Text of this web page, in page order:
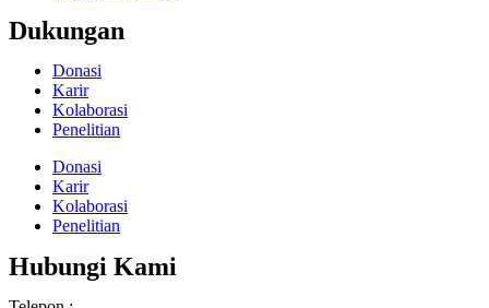
Dukungan
Donasi
Karir
Kolaborasi
Penelitian
Donasi
Karir
Kolaborasi
Penelitian
Hubungi Kami